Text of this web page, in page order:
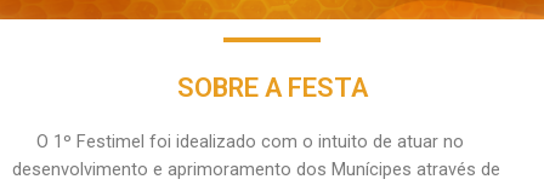
SOBRE A FESTA
O 1º Festimel foi idealizado com o intuito de atuar no
desenvolvimento e aprimoramento dos Munícipes através de